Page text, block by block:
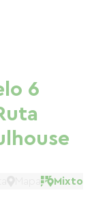
6
Mixto